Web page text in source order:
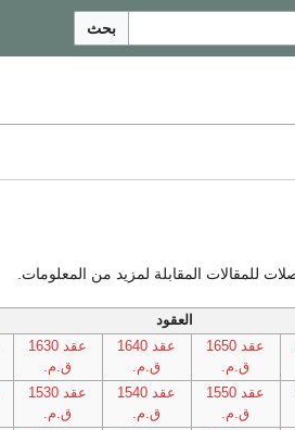
بحث
العقود
عقد 1650
ق.م.
عقد 1640
ق.م.
عقد 1630
ق.م.
عقد 1550
ق.م.
عقد 1540
ق.م.
عقد 1530
ق.م.